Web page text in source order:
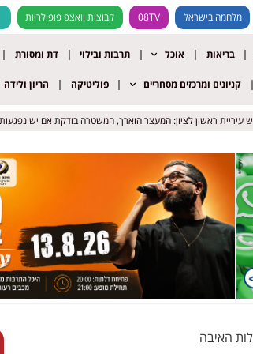
מלחמה בישראל 08TV קבוצות וואצפ פופולריות
בריאות אוכל תרבות ובילוי דת ומסורת
קניונים ומרכזים מסחריים פוליטיקה הריון ולידה
ראשון לציון: המעצר הוארך, המשטרה בודקת אם יש נפגעות
ראשון לציון: המעצר הוארך, המשטרה בודקת אם יש נפגעות
האיבה